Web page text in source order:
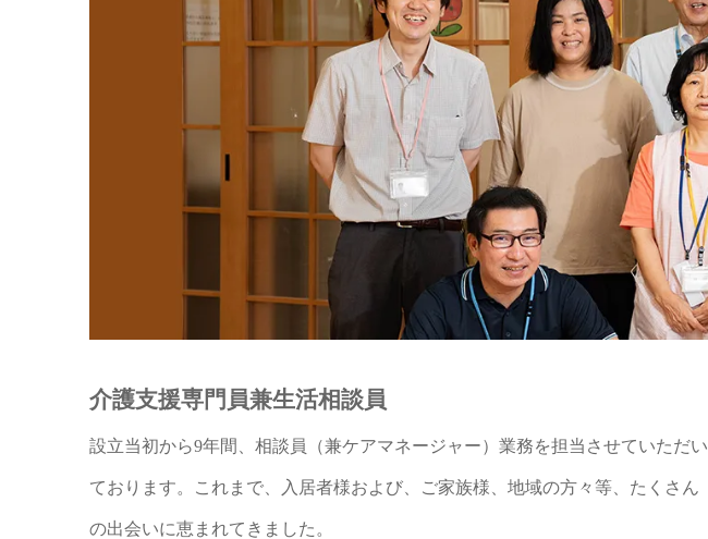
介護支援専門員兼生活相談員
設立当初から9年間、相談員（兼ケアマネージャー）業務を担当させていただい
ております。これまで、入居者様および、ご家族様、地域の方々等、たくさん
の出会いに恵まれてきました。